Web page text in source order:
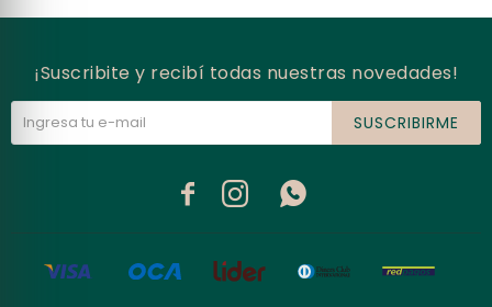
¡Suscribite y recibí todas nuestras novedades!
SUSCRIBIRME
  